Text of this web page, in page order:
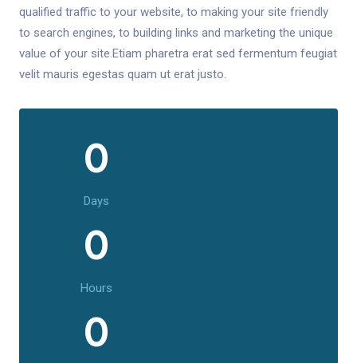
qualified traffic to your website, to making your site friendly
to search engines, to building links and marketing the unique
value of your site.Etiam pharetra erat sed fermentum feugiat
velit mauris egestas quam ut erat justo.
0
Days
0
Hours
0